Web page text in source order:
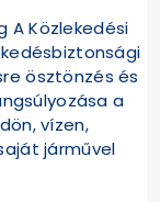
A Közlekedési
ösztönzés és
a
vízen,
járművel